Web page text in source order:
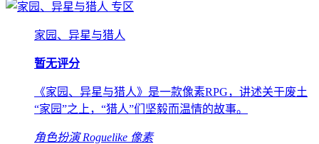
专区
家园、异星与猎人
暂无评分
《家园、异星与猎人》是一款像素RPG，讲述关于废土
“家园”之上，“猎人”们坚毅而温情的故事。
角色扮演 Roguelike 像素